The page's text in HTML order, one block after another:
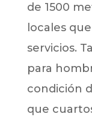
de 1500
locales
servicios.
para
condición
que